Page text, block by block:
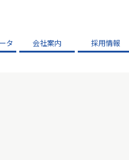
タ 会社案内 採用情報